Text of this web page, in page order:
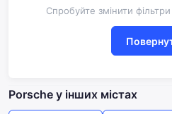
Спробуйте змінити
Porsche у інших містах